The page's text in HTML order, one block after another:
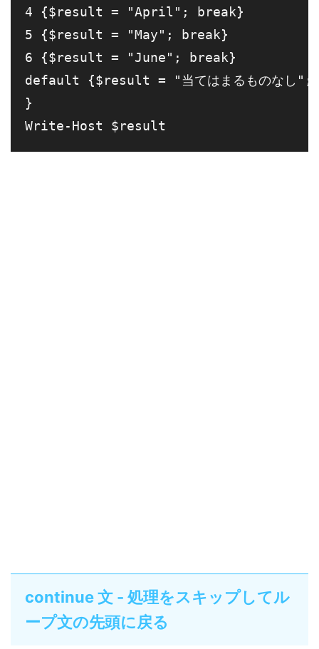
4 {$result = "April"; break}
5 {$result = "May"; break}
6 {$result = "June"; break}
default {$result = "当てはまるものなし
}
continue 文 - 処理をスキップしてル
ープ文の先頭に戻る